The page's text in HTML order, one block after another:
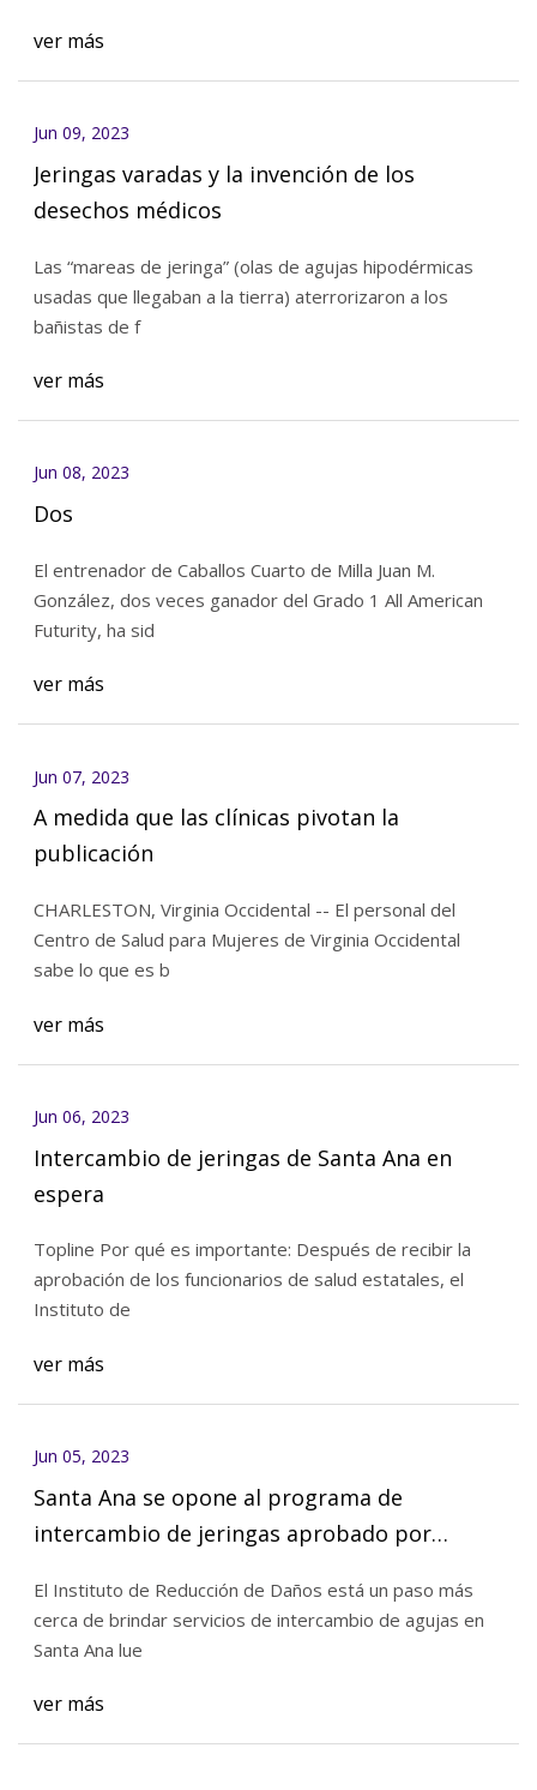
ver más
Jun 09, 2023
Jeringas varadas y la invención de los
desechos médicos
Las “mareas de jeringa” (olas de agujas hipodérmicas
usadas que llegaban a la tierra) aterrorizaron a los
bañistas de f
ver más
Jun 08, 2023
Dos
El entrenador de Caballos Cuarto de Milla Juan M.
González, dos veces ganador del Grado 1 All American
Futurity, ha sid
ver más
Jun 07, 2023
A medida que las clínicas pivotan la
publicación
CHARLESTON, Virginia Occidental -- El personal del
Centro de Salud para Mujeres de Virginia Occidental
sabe lo que es b
ver más
Jun 06, 2023
Intercambio de jeringas de Santa Ana en
espera
Topline Por qué es importante: Después de recibir la
aprobación de los funcionarios de salud estatales, el
Instituto de
ver más
Jun 05, 2023
Santa Ana se opone al programa de
intercambio de jeringas aprobado por
El Instituto de Reducción de Daños está un paso más
cerca de brindar servicios de intercambio de agujas en
Santa Ana lue
ver más